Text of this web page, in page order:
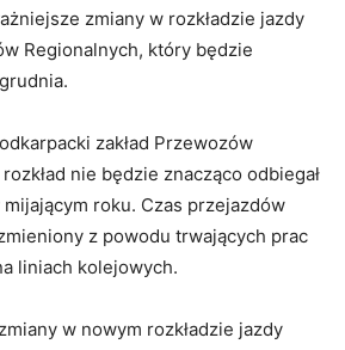
zmiany w rozkładzie jazdy
Regionalnych, który będzie
zakład Przewozów
nie będzie znacząco odbiegał
roku. Czas przejazdów
z powodu trwających prac
liniach kolejowych.
w nowym rozkładzie jazdy